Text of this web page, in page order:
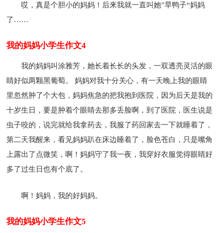
哎，真是个胆小的妈妈！后来我就一直叫她”旱鸭子“妈妈
了……
我的妈妈小学生作文4
我的妈妈叫涂雅芳，她长着长长的头发，一双透亮灵活的眼
睛好似两颗黑葡萄。 妈妈对我十分关心，有一天晚上我的眼睛
里忽然肿了个大包，妈妈焦急的把我抱到医院，因为后天是我的
十岁生日，要是肿着个眼睛去那多丢脸啊，到了医院，医生说是
虫子咬的，说完就给我拿药去，我服了药回家去一下就睡着了，
第二天我醒来，看见妈妈趴在床边睡着了，脸色苍白，只是嘴角
上露出了点微笑，啊！妈妈守了我一夜，我穿好衣服觉得眼睛好
多了过生日也有个底了。
啊！妈妈，我的好妈妈。
我的妈妈小学生作文5